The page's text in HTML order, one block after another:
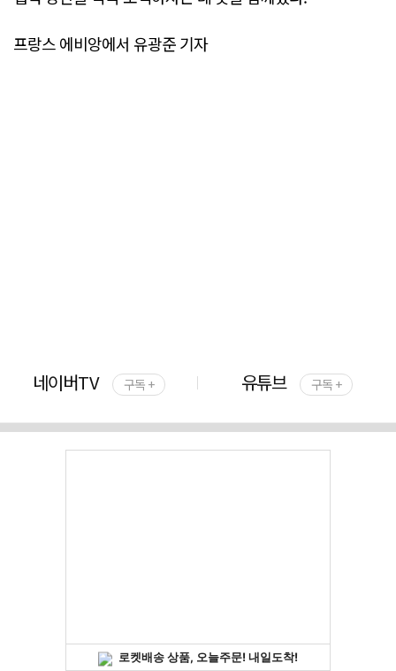
프랑스 에비앙에서 유광준 기자
네이버TV 구독 + 유튜브 구독 +